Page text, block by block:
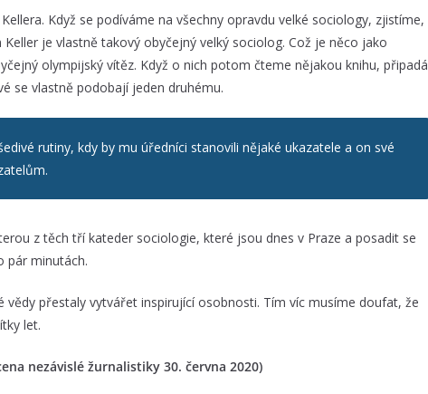
Když se podíváme na všechny opravdu velké sociology, zjistíme,
je vlastně takový obyčejný velký sociolog. Což je něco jako
olympijský vítěz. Když o nich potom čteme nějakou knihu, připadá
se vlastně podobají jeden druhému.
rutiny, kdy by mu úředníci stanovili nějaké ukazatele a on své
z těch tří kateder sociologie, které jsou dnes v Praze a posadit se
pár minutách.
vědy přestaly vytvářet inspirující osobnosti. Tím víc musíme doufat, že
let.
nezávislé žurnalistiky 30. června 2020)